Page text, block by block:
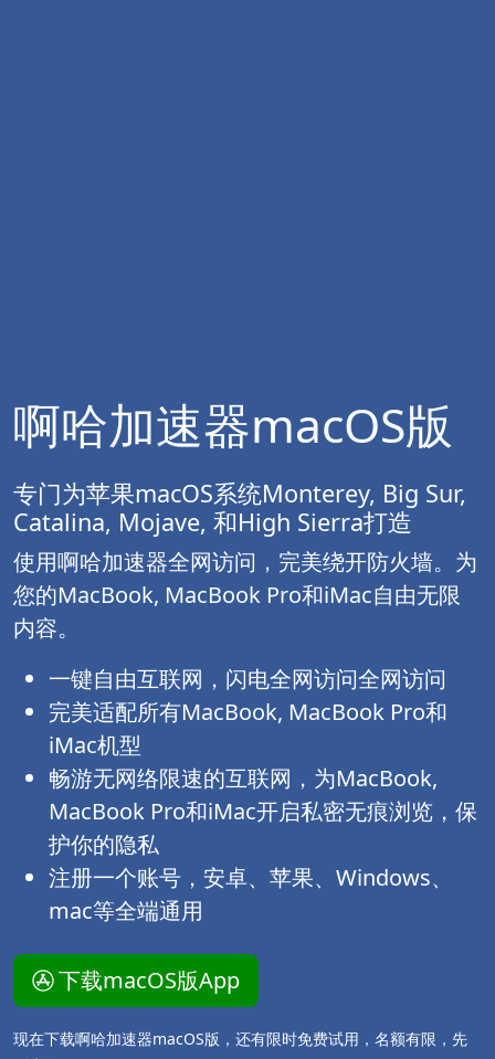
啊哈加速器macOS版
专门为苹果macOS系统Monterey, Big Sur,
Catalina, Mojave, 和High Sierra打造
使用啊哈加速器全网访问，完美绕开防火墙。为
您的MacBook, MacBook Pro和iMac自由无限
内容。
一键自由互联网，闪电全网访问全网访问
完美适配所有MacBook, MacBook Pro和
iMac机型
畅游无网络限速的互联网，为MacBook,
MacBook Pro和iMac开启私密无痕浏览，保
护你的隐私
注册一个账号，安卓、苹果、Windows、
mac等全端通用
下载macOS版App
现在下载啊哈加速器macOS版，还有限时免费试用，名额有限，先